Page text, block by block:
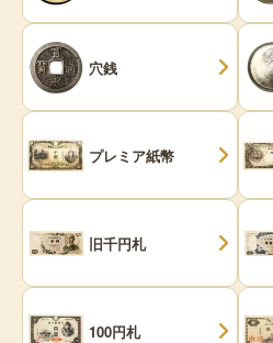
穴銭
プレミア紙幣
旧千円札
100円札